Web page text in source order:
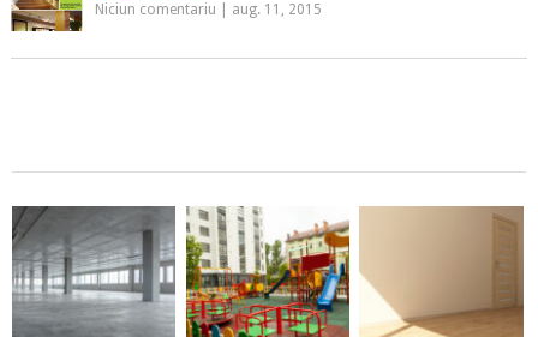
Niciun comentariu aug. 11, 2015